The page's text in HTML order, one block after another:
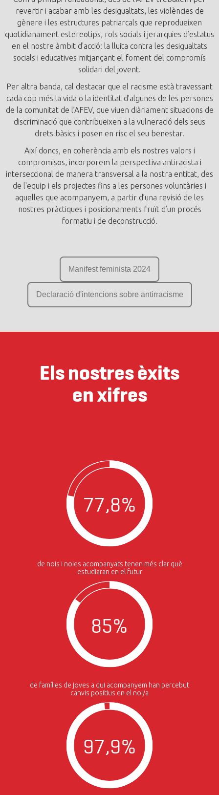
revertir i acabar amb les desigualtats, les violències de
gènere i les estructures patriarcals que reprodueixen
quotidianament estereotips, rols socials i jerarquies d’estatus
en el nostre àmbit d'acció: la lluita contra les desigualtats
socials i educatives mitjançant el foment del compromís
solidari del jovent.
Per altra banda, cal destacar que el racisme està travessant
cada cop més la vida o la identitat d’algunes de les persones
de la comunitat de l’AFEV, que viuen diàriament situacions de
discriminació que contribueixen a la vulneració dels seus
drets bàsics i posen en risc el seu benestar.
Així doncs, en coherència amb els nostres valors i
compromisos, incorporem la perspectiva antiracista i
interseccional de manera transversal a la nostra entitat, des
de l'equip i els projectes fins a les persones voluntàries i
aquelles que acompanyem, a partir d’una revisió de les
nostres pràctiques i posicionaments fruït d’un procés
formatiu i de deconstrucció.
Manifest feminista 2024
Declaració d'intencions sobre antirracisme
Els nostres èxits
en xifres
77,8%
de nois i noies acompanyats tenen més clar què
estudiaran en el futur
85%
de famílies de joves a qui acompanyem han percebut
canvis positius en el noi/a
97,9%